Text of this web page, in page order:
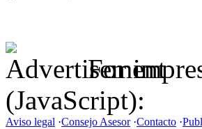
For
(JavaScript):
Aviso legal ·Consejo Asesor·Contacto ·